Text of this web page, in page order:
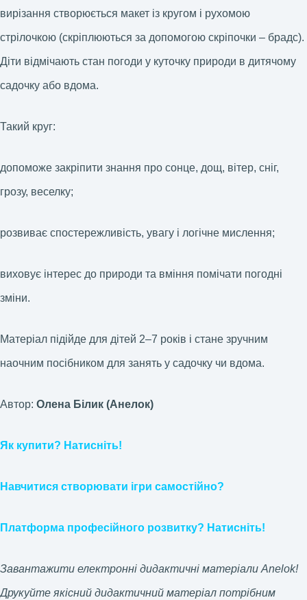
вирізання створюється макет із кругом і рухомою
стрілочкою (скріплюються за допомогою скріпочки – брадс).
Діти відмічають стан погоди у куточку природи в дитячому
садочку або вдома.
Такий круг:
допоможе закріпити знання про сонце, дощ, вітер, сніг,
грозу, веселку;
розвиває спостережливість, увагу і логічне мислення;
виховує інтерес до природи та вміння помічати погодні
зміни.
Матеріал підійде для дітей 2–7 років і стане зручним
наочним посібником для занять у садочку чи вдома.
Автор: Олена Білик (Анелок)
Як купити? Натисніть!
Навчитися створювати ігри самостійно?
Платформа професійного розвитку? Натисніть!
Завантажити електронні дидактичні матеріали Anelok!
Друкуйте якісний дидактичний матеріал потрібним